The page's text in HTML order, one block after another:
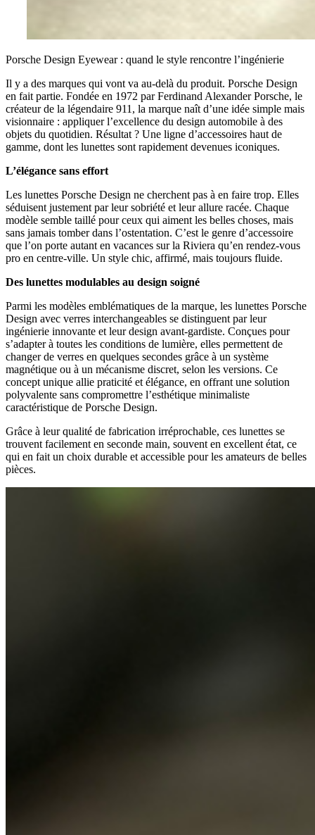
Porsche Design Eyewear : quand le style rencontre l’ingénierie
Il y a des marques qui vont va au-delà du produit. Porsche Design
en fait partie. Fondée en 1972 par Ferdinand Alexander Porsche, le
créateur de la légendaire 911, la marque naît d’une idée simple mais
visionnaire : appliquer l’excellence du design automobile à des
objets du quotidien. Résultat ? Une ligne d’accessoires haut de
gamme, dont les lunettes sont rapidement devenues iconiques.
L’élégance sans effort
Les lunettes Porsche Design ne cherchent pas à en faire trop. Elles
séduisent justement par leur sobriété et leur allure racée. Chaque
modèle semble taillé pour ceux qui aiment les belles choses, mais
sans jamais tomber dans l’ostentation. C’est le genre d’accessoire
que l’on porte autant en vacances sur la Riviera qu’en rendez-vous
pro en centre-ville. Un style chic, affirmé, mais toujours fluide.
Des lunettes modulables au design soigné
Parmi les modèles emblématiques de la marque, les lunettes Porsche
Design avec verres interchangeables se distinguent par leur
ingénierie innovante et leur design avant-gardiste. Conçues pour
s’adapter à toutes les conditions de lumière, elles permettent de
changer de verres en quelques secondes grâce à un système
magnétique ou à un mécanisme discret, selon les versions. Ce
concept unique allie praticité et élégance, en offrant une solution
polyvalente sans compromettre l’esthétique minimaliste
caractéristique de Porsche Design.
Grâce à leur qualité de fabrication irréprochable, ces lunettes se
trouvent facilement en seconde main, souvent en excellent état, ce
qui en fait un choix durable et accessible pour les amateurs de belles
pièces.